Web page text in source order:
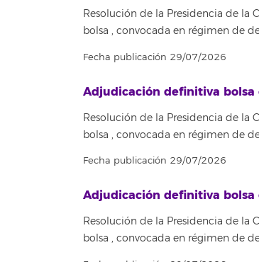
Resolución de la Presidencia de la
bolsa , convocada en régimen de
Fecha publicación 29/07/2026
Adjudicación definitiva bolsa
Resolución de la Presidencia de la
bolsa , convocada en régimen de
Fecha publicación 29/07/2026
Adjudicación definitiva bolsa
Resolución de la Presidencia de la
bolsa , convocada en régimen de